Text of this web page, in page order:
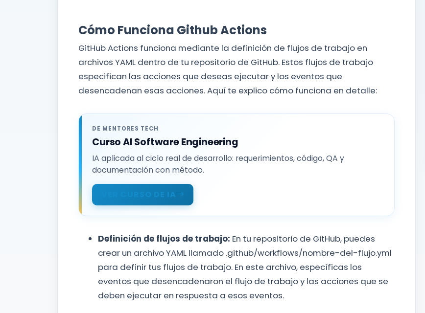
Cómo Funciona Github Actions
GitHub Actions funciona mediante la definición de flujos de trabajo en
archivos YAML dentro de tu repositorio de GitHub. Estos flujos de trabajo
especifican las acciones que deseas ejecutar y los eventos que
desencadenan esas acciones. Aquí te explico cómo funciona en detalle:
DE MENTORES TECH
Curso AI Software Engineering
IA aplicada al ciclo real de desarrollo: requerimientos, código, QA y
documentación con método.
VER CURSO DE IA
Definición de flujos de trabajo: En tu repositorio de GitHub, puedes
crear un archivo YAML llamado .github/workflows/nombre-del-flujo.yml
para definir tus flujos de trabajo. En este archivo, específicas los
eventos que desencadenaron el flujo de trabajo y las acciones que se
deben ejecutar en respuesta a esos eventos.